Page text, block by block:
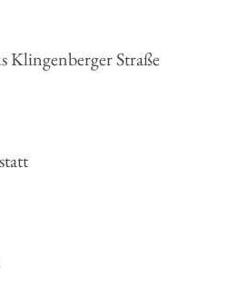
Klingenberger Straße